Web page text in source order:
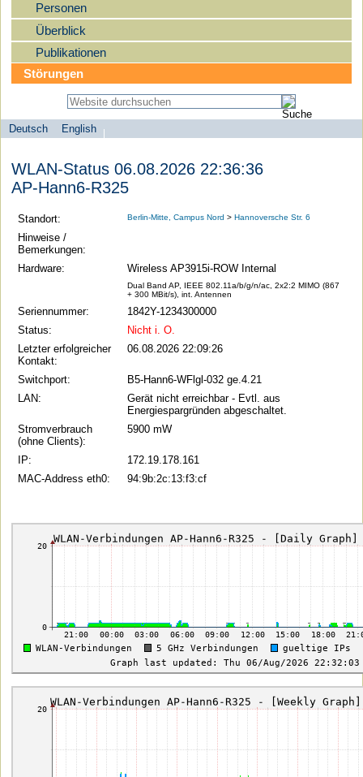
Personen
Überblick
Publikationen
Störungen
Sprachauswahl
Deutsch
English
search-menu
Universität
zu
Berlin
Computer-
und
WLAN-Status 06.08.2026 22:36:36
AP-Hann6-R325
Standort: Berlin-Mitte, Campus Nord >Hannoversche Str. 6
Hinweise /
Bemerkungen:
Hardware:
Wireless AP3915i-ROW Internal
Dual Band AP, IEEE 802.11a/b/g/n/ac, 2x2:2 MIMO (867
+ 300 MBit/s), int. Antennen
Seriennummer:
1842Y-1234300000
Status:
Nicht i. O.
Letzter erfolgreicher
Kontakt:
06.08.2026 22:09:26
Switchport:
B5-Hann6-WFlgl-032 ge.4.21
LAN:
Gerät nicht erreichbar - Evtl. aus
Energiespargründen abgeschaltet.
Stromverbrauch
(ohne Clients):
5900 mW
IP:
172.19.178.161
MAC-Address eth0:
94:9b:2c:13:f3:cf